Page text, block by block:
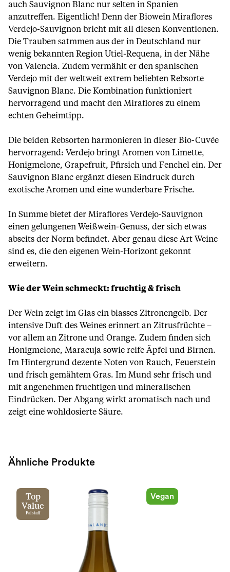
auch Sauvignon Blanc nur selten in Spanien
anzutreffen. Eigentlich! Denn der Biowein Miraflores
Verdejo-Sauvignon bricht mit all diesen Konventionen.
Die Trauben satmmen aus der in Deutschland nur
wenig bekannten Region Utiel-Requena, in der Nähe
von Valencia. Zudem vermählt er den spanischen
Verdejo mit der weltweit extrem beliebten Rebsorte
Sauvignon Blanc. Die Kombination funktioniert
hervorragend und macht den Miraflores zu einem
echten Geheimtipp.
Die beiden Rebsorten harmonieren in dieser Bio-Cuvée
hervorragend: Verdejo bringt Aromen von Limette,
Honigmelone, Grapefruit, Pfirsich und Fenchel ein. Der
Sauvignon Blanc ergänzt diesen Eindruck durch
exotische Aromen und eine wunderbare Frische.
In Summe bietet der Miraflores Verdejo-Sauvignon
einen gelungenen Weißwein-Genuss, der sich etwas
abseits der Norm befindet. Aber genau diese Art Weine
sind es, die den eigenen Wein-Horizont gekonnt
erweitern.
Wie der Wein schmeckt: fruchtig & frisch
Der Wein zeigt im Glas ein blasses Zitronengelb. Der
intensive Duft des Weines erinnert an Zitrusfrüchte –
vor allem an Zitrone und Orange. Zudem finden sich
Honigmelone, Maracuja sowie reife Äpfel und Birnen.
Im Hintergrund dezente Noten von Rauch, Feuerstein
und frisch gemähtem Gras. Im Mund sehr frisch und
mit angenehmen fruchtigen und mineralischen
Eindrücken. Der Abgang wirkt aromatisch nach und
zeigt eine wohldosierte Säure.
Ähnliche Produkte
Top
Value
Falstaff
Vegan